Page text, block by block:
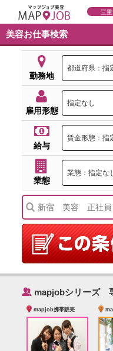
三重
美容お仕事検索
勤務地
雇用形態
給与
業態
‰ mapjobシリーズ
mapjob携帯販売